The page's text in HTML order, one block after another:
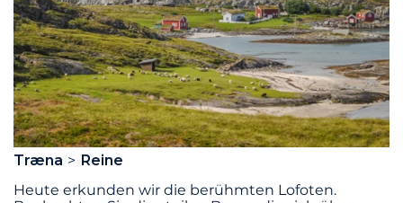
Træna
Reine
Heute erkunden wir die berühmten Lofoten.